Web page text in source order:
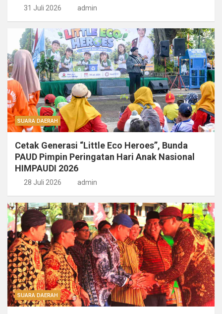
31 Juli 2026 admin
SUARA DAERAH
Cetak Generasi “Little Eco Heroes”, Bunda
PAUD Pimpin Peringatan Hari Anak Nasional
HIMPAUDI 2026
28 Juli 2026 admin
SUARA DAERAH